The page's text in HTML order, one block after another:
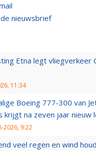
nieuwsbrief
Etna legt vliegverkeer
11:34
Boeing 777-300 van
krijgt na zeven jaar nieuw
2026, 9:22
veel regen en wind